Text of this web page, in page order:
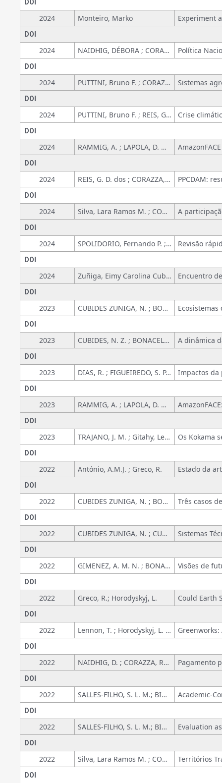
DOI
2024 Monteiro, Marko
DOI
2024 NAIDHIG, DÉBORA ; CORAZZA, ROSANA I.
DOI
2024 PUTTINI, Bruno F. ; CORAZZA, R. ICASSATTI
DOI
2024 PUTTINI, Bruno F. ; REIS, G. D. ; CORAZZA, ROSANA ICASSATTI
DOI
2024 RAMMIG, A. ; LAPOLA, D. M. ; BACHEGA, L. R. ; LEITE, P. P. ; PEREIRA, A. C. ; PEREIRA, I. ; GUEDES, A. ; GARCIA, S. ; SANTANA, F. ; ALEIXO, I. ; PORTELA, B. T. ; DAMASCENO, A. ; USHIDA, G. ; FERRER, V. ; SOUZA, C. ; MORAES, A. C. ; QUESADA, C. A. ; FUCHSLUEGER, L. ; VALVERDE-BARRANTES, O. ; MONTEIRO, Marko Synésio Alves ; et.al
DOI
2024 REIS, G. D. dos ; CORAZZA, ROSANA ICASSATTI
DOI
2024 Silva, Lara Ramos M. ; CORAZZA, ROSANA ICASSATTI ; KREMER, G.
DOI
2024 SPOLIDORIO, Fernando P. ; CORAZZA, ROSANA ICASSATTI
DOI
2024 Zuñiga, Eimy Carolina Cubides ; CORAZZA, ROSANA I.
DOI
2023 CUBIDES ZUNIGA, N. ; BONACELLI, M. B. M.
DOI
2023 CUBIDES, N. Z. ; BONACELLI, M. B. M.
DOI
2023 DIAS, R. ; FIGUEIREDO, S. P. ; GAVIRA, M. O. ; GIMENEZ, A. M. N. ; BONACELLI, M. B. M.
DOI
2023 RAMMIG, A. ; LAPOLA, D. M. ; BACHEGA, L. R. ; MARTINS, N. ; LEITE, P. P. ; PEREIRA, A. C. ; PEREIRA, I. ; GUEDES, A. ; GARCIA, S. ; SANTANA, F. ; ALEIXO, I. ; PORTELA, B. T. ; DAMASCENO, A. ; USHIDA, G. ; FERRER, V. ; SOUZA, C. ; MORAES, A. C. ; QUESADA, C. A. ; FUCHSLUEGER, L. ; MONTEIRO, Marko Synésio Alves ; et.al
DOI
2023 TRAJANO, J. M. ; Gitahy, Leda ; VIEIRA, P. G. C. P. T.
DOI
2022 António, A.M.J. ; Greco, R.
DOI
2022 CUBIDES ZUNIGA, N. ; BONACELLI, M. B. M.
DOI
2022 CUBIDES ZUNIGA, N. ; CUBIDES ZUNIGA, E. C. ; BONACELLI, M. B. M.
DOI
2022 GIMENEZ, A. M. N. ; BONACELLI, M. B. M.
DOI
2022 Greco, R.; Horodyskyj, L.
DOI
2022 Lennon, T. ; Horodyskyj, L. ; Greco, R. ; Ishak, L. ; Umasangaji, H. ; Bubniak, I.
DOI
2022 NAIDHIG, D. ; CORAZZA, ROSANA ICASSATTI
DOI
2022 SALLES-FILHO, S. L. M.; BIN, A ; SPATTI, A. C. ; JUK, Y.
DOI
2022 SALLES-FILHO, S. L. M.; BIN, A ; SPATTI, A. C. ; JUK, Y. ; MURARO, V.
DOI
2022 Silva, Lara Ramos M. ; CORAZZA, ROSANA I.
DOI